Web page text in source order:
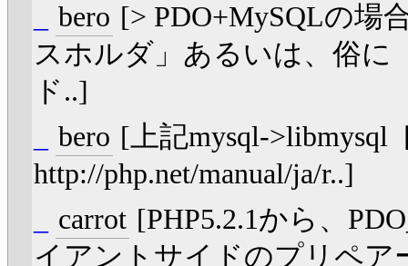
bero [> PDO+MySQLの場
スホルダ」あるいは、俗に
ド..]
bero [上記mysql-
http://php.net/manual/ja/r..]
carrot [PHP5.2.1から、
イアントサイドのプリペ